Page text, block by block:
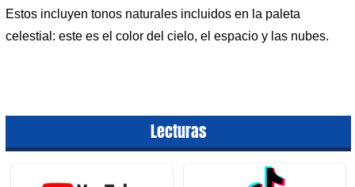
Estos incluyen tonos naturales incluidos en la paleta
celestial: este es el color del cielo, el espacio y las nubes.
Lecturas